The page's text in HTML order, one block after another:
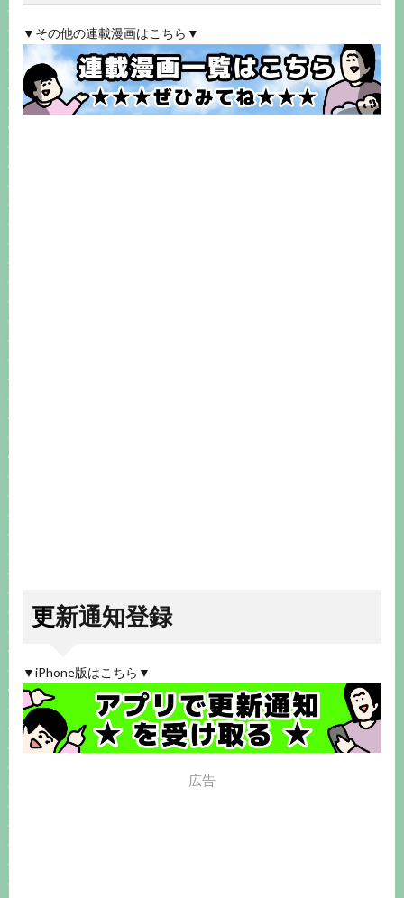
▼その他の連載漫画はこちら▼
更新通知登録
▼iPhone版はこちら▼
広告